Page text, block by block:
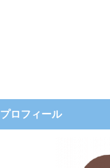
プロフィール